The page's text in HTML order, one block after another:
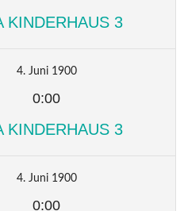
KINDERHAUS 3
4. Juni 1900
0:00
KINDERHAUS 3
4. Juni 1900
0:00